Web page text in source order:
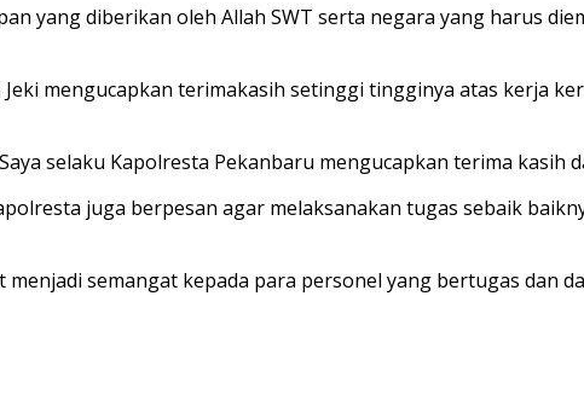
yang diberikan oleh Allah SWT serta negara yang harus
mengucapkan terimakasih setinggi tingginya atas kerja
selaku Kapolresta Pekanbaru mengucapkan terima kasih
juga berpesan agar melaksanakan tugas sebaik
semangat kepada para personel yang bertugas dan